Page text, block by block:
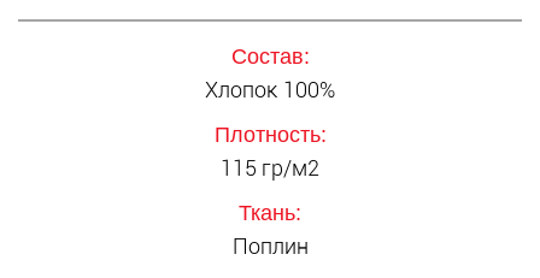
Состав:
Хлопок 100%
Плотность:
115 гр/м2
Ткань:
Поплин